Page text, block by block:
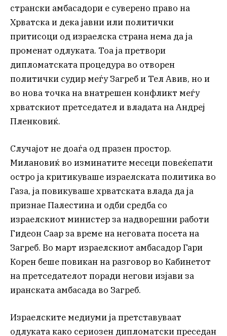
странски амбасадори е суверено право на
Хрватска и дека јавни или политички
притисоци од израелска страна нема да ја
променат одлуката. Тоа ја претвори
дипломатската процедура во отворен
политички судир меѓу Загреб и Тел Авив, но и
во нова точка на внатрешен конфликт меѓу
хрватскиот претседател и владата на Андреј
Пленковиќ.
Случајот не доаѓа од празен простор.
Милановиќ во изминатите месеци повеќепати
остро ја критикуваше израелската политика во
Газа, ја повикуваше хрватската влада да ја
признае Палестина и одби средба со
израелскиот министер за надворешни работи
Гидеон Саар за време на неговата посета на
Загреб. Во март израелскиот амбасадор Гари
Корен беше повикан на разговор во Кабинетот
на претседателот поради негови изјави за
иранската амбасада во Загреб.
Израелските медиуми ја претставуваат
одлуката како сериозен дипломатски преседан